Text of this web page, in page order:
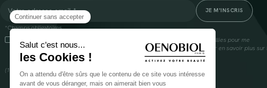
*Champs obligatoires
En cliquant sur cette case, j’accepte que Cooper(1) traite les données recueillies pour me
communiquer des informations commerciales sur ses produits et offres. Pour en savoir plus sur
gestion de vos données et vos droits, rendez-vousici
(1) Coopération pharmaceutique Française, RCS Melun 399 227 636